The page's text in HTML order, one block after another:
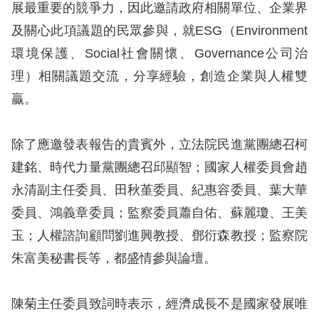
最
新
消
息
業
務
核
人
權
約
展最重要的競爭力，因此邀請政府相關單位、企業界
及關心此項議題的民眾參與，就ESG（Environment
環境保護、Social社會關懷、Governance公司治
理）相關議題交流，分享經驗，創造企業與人權雙
贏。
除了應邀發表報告的貴賓外，立法院民進黨團總召柯
建銘、時代力量黨團總召邱顯智；國家人權委員會趙
永清副主任委員、田秋堇委員、紀惠容委員、葉大華
委員、鴻義章委員；監察委員蕭自佑、蘇麗瓊、王美
玉；人權諮詢顧問劉進興教授、鄧衍森教授；監察院
朱富美秘書長等，都盛情參與論壇。
陳菊主任委員致詞時表示，經濟成長不是國家發展唯